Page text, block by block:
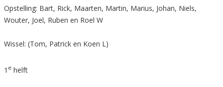
Opstelling: Bart, Rick, Maarten, Martin, Marius, Johan, Niels,
Wouter, Joel, Ruben en Roel W
Wissel: (Tom, Patrick en Koen L)
1 e helft